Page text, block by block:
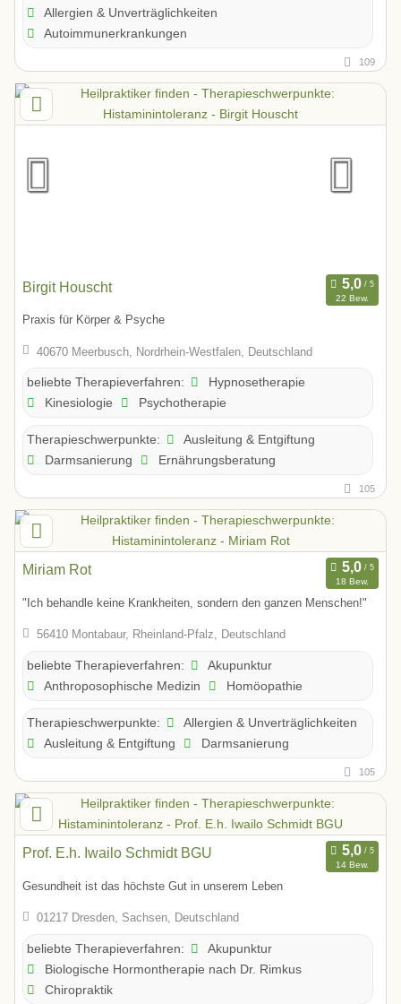
Allergien & Unverträglichkeiten
Autoimmunerkrankungen
109
Birgit Houscht
22 Bew.
Praxis für Körper & Psyche
40670 Meerbusch, Nordrhein-Westfalen, Deutschland
beliebte Therapieverfahren:
Hypnosetherapie
Kinesiologie
Psychotherapie
Therapieschwerpunkte:
Ausleitung & Entgiftung
Darmsanierung
Ernährungsberatung
105
Miriam Rot
18 Bew.
"Ich behandle keine Krankheiten, sondern den ganzen Menschen!"
56410 Montabaur, Rheinland-Pfalz, Deutschland
beliebte Therapieverfahren:
Akupunktur
Anthroposophische Medizin
Homöopathie
Therapieschwerpunkte:
Allergien & Unverträglichkeiten
Ausleitung & Entgiftung
Darmsanierung
105
Prof. E.h. Iwailo Schmidt BGU
14 Bew.
Gesundheit ist das höchste Gut in unserem Leben
01217 Dresden, Sachsen, Deutschland
beliebte Therapieverfahren:
Akupunktur
Biologische Hormontherapie nach Dr. Rimkus
Chiropraktik